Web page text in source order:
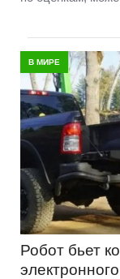
В МИРЕ
Робот бьет